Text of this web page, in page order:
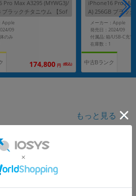
Pro Max A3295 (MYWG3J/
ブラックチタニウム 【Sof
フリー】
Apple
09
のみ
174,800 円 (税込)
iPhone16 Pro
A) 256GB ブラッ
tBank版SIMフリ
メーカー：Apple
発売日：2024/09
在庫数：1
中古Bランク
もっと見る